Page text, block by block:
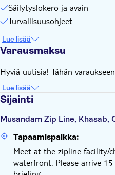
Säilytyslokero ja avain
Turvallisuusohjeet
Lue lisää
Varausmaksu
Hyviä uutisia! Tähän
Lue lisää
Sijainti
Musandam Zip Line, Khasab,
Tapaamispaikka:
Meet at the zipline facility/
waterfront. Please arrive